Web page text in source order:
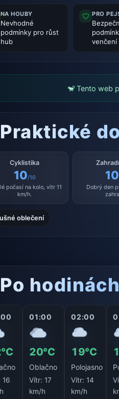
NA HOUBY
Nevhodné
podmínky pro růst
hub
PRO
venčení
🐒 Tento web
Praktické
Cyklistika
10/10
počasí na kolo, vítr 11
km/h.
10
Dobrý den
oblečení
Po hodinách
16
01:00
20°C
Oblačno
Vítr:17
km/h
02:00
19°C
Polojasno
Vítr:14
km/h